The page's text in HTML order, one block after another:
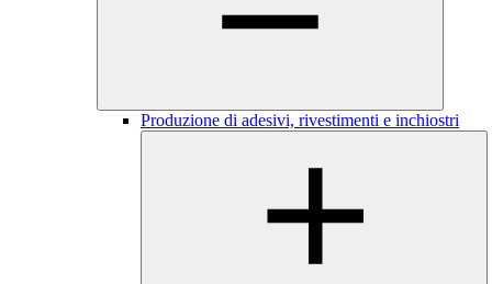
Produzione di adesivi, rivestimenti e inchiostri